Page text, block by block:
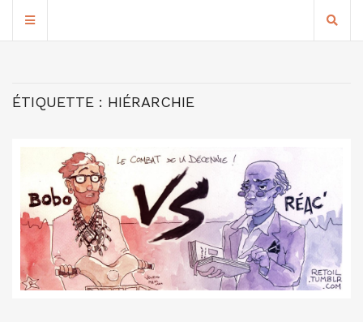
ÉTIQUETTE : HIÉRARCHIE